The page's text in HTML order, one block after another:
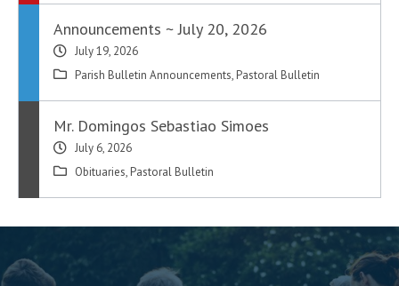
Announcements ~ July 20, 2026
July 19, 2026
Parish Bulletin Announcements, Pastoral Bulletin
Mr. Domingos Sebastiao Simoes
July 6, 2026
Obituaries, Pastoral Bulletin